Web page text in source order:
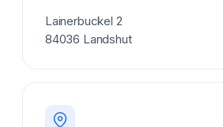
Lainerbuckel 2
84036 Landshut